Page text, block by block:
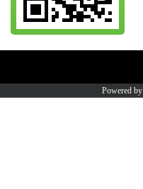
Powered by